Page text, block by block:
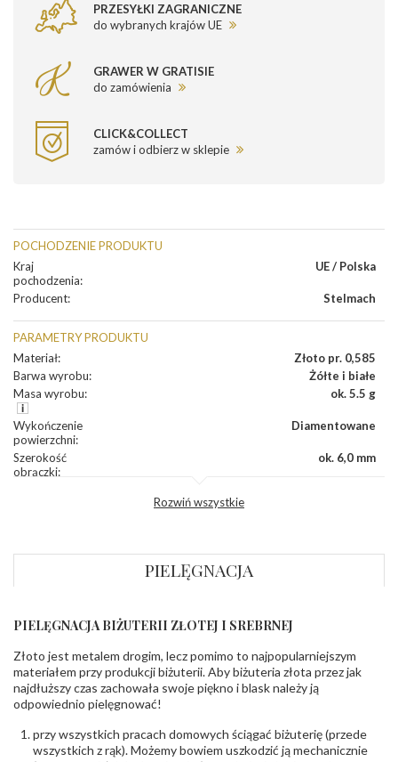
PRZESYŁKI ZAGRANICZNE
do wybranych krajów UE
GRAWER W GRATISIE
do zamówienia
CLICK&COLLECT
zamów i odbierz w sklepie
POCHODZENIE PRODUKTU
Kraj
pochodzenia:
UE / Polska
Producent: Stelmach
PARAMETRY PRODUKTU
Materiał:
Złoto pr. 0,585
Barwa wyrobu:
Żółte i białe
Masa wyrobu: ok. 5.5 g
Wykończenie
powierzchni:
Diamentowane
Szerokość
obrączki:
ok. 6,0 mm
INNE PARAMETRY
Producent
odpowiedzialny:
PZ Stelmach Sp. z o.o. ul. Północna 22 45-805
Opole; NIP 7542889545; Tel. +48 77 54 90 100;
biuro@stelmach.pl
Bezpieczeństwo
ostrzeżenia:
Nie nadaje się dla dzieci w wieku poniżej 3 lat
zawierają nikiel
Rozwiń wszystkie
PIELĘGNACJA
PIELĘGNACJA BIŻUTERII ZŁOTEJ I SREBRNEJ
Złoto jest metalem drogim, lecz pomimo to najpopularniejszym
materiałem przy produkcji biżuterii. Aby biżuteria złota przez jak
najdłuższy czas zachowała swoje piękno i blask należy ją
odpowiednio pielęgnować!
przy wszystkich pracach domowych ściągać biżuterię (przede
wszystkich z rąk). Możemy bowiem uszkodzić ją mechanicznie